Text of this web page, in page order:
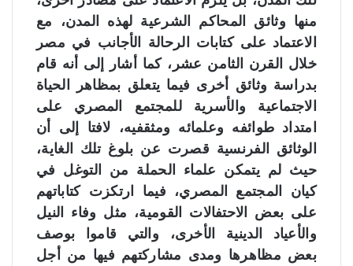
منها وثائق المحاكم الشرعية لهذه المدن، مع
الاعتماد على كتابات الرحالة الأجانب في مصر
خلال القرن الثامن عشر، كما أشار إلى أنه قام
بدراسة وثائق أخرى فيما يتعلق بمظاهر الحياة
الاجتماعية والأسرية للمجتمع المصري على
امتداد طوائفه وعلمائه ومثقفيه، لافتا إلى أن
الوثائق الفرنسية قصرت عن بلوغ تلك الغاية،
حيث لم يتمكن علماء الحملة من التوغل في
كيان المجتمع المصري، فيما ارتكزت كتاباتهم
على بعض الاحتفالات القومية، مثل وفاء النيل
والأعياد الدينية الأخرى، والتي قاموا بوصف
بعض مظاهرها ومدى مشاركتهم فيها من أجل